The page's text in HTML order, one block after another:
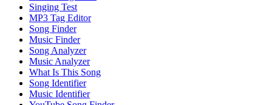
Singing Test
MP3 Tag Editor
Song Finder
Music Finder
Song Analyzer
Music Analyzer
What Is This Song
Song Identifier
Music Identifier